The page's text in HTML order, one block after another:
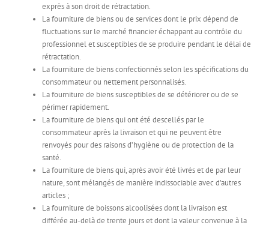
exprès à son droit de rétractation.
La fourniture de biens ou de services dont le prix dépend de
fluctuations sur le marché financier échappant au contrôle du
professionnel et susceptibles de se produire pendant le délai de
rétractation.
La fourniture de biens confectionnés selon les spécifications du
consommateur ou nettement personnalisés.
La fourniture de biens susceptibles de se détériorer ou de se
périmer rapidement.
La fourniture de biens qui ont été descellés par le
consommateur après la livraison et qui ne peuvent être
renvoyés pour des raisons d’hygiène ou de protection de la
santé.
La fourniture de biens qui, après avoir été livrés et de par leur
nature, sont mélangés de manière indissociable avec d’autres
articles ;
La fourniture de boissons alcoolisées dont la livraison est
différée au-delà de trente jours et dont la valeur convenue à la